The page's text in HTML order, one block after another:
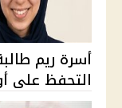
التحفظ على